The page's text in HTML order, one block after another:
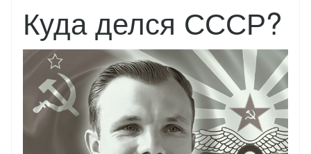
Куда делся СССР?